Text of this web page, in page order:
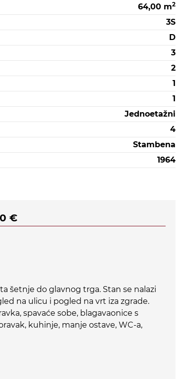
64,00 m2
3S
D
3
2
1
1
Jednoetažni
4
Stambena
1964
€
šetnje do glavnog trga. Stan se nalazi
na ulicu i pogled na vrt iza zgrade.
spavaće sobe, blagavaonice s
kuhinje, manje ostave, WC-a,